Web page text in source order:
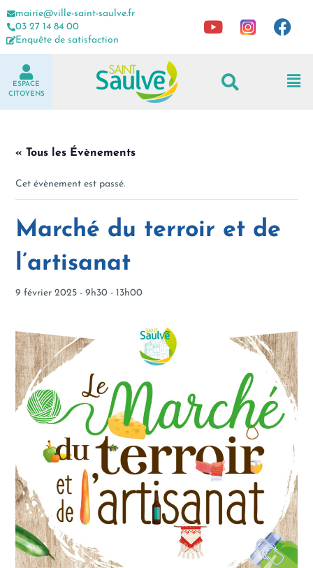
mairie@ville-saint-saulve.fr
03 27 14 84 00
Enquête de satisfaction
ESPACE
CITOYENS
« Tous les Évènements
Cet évènement est passé.
Marché du terroir et de
l’artisanat
9 février 2025 - 9h30 -13h00